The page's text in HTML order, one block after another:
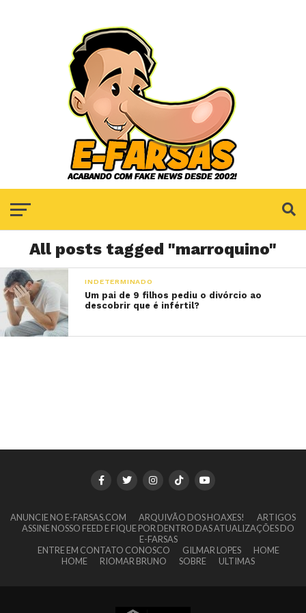
All posts tagged "marroquino"
INDETERMINADO
Um pai de 9 filhos pediu o divórcio ao
descobrir que é infértil?
ANUNCIE NO E-FARSAS.COM ARQUIVÃO DOS HOAXES!
ARTIGOS
ASSINE NOSSO FEED E FIQUE POR DENTRO DAS ATUALIZAÇÕES DO
E-FARSAS
ENTRE EM CONTATO CONOSCO
GILMAR LOPES
HOME
HOME
RIOMAR BRUNO SOBRE ULTIMAS